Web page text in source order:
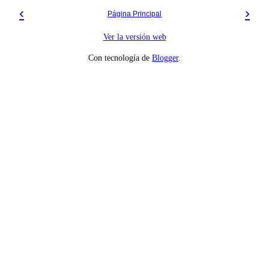
‹ ›
Página Principal
Ver la versión web
Con tecnología de Blogger.